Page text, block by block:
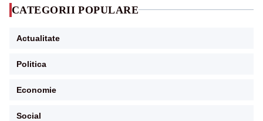
CATEGORII POPULARE
Actualitate
Politica
Economie
Social